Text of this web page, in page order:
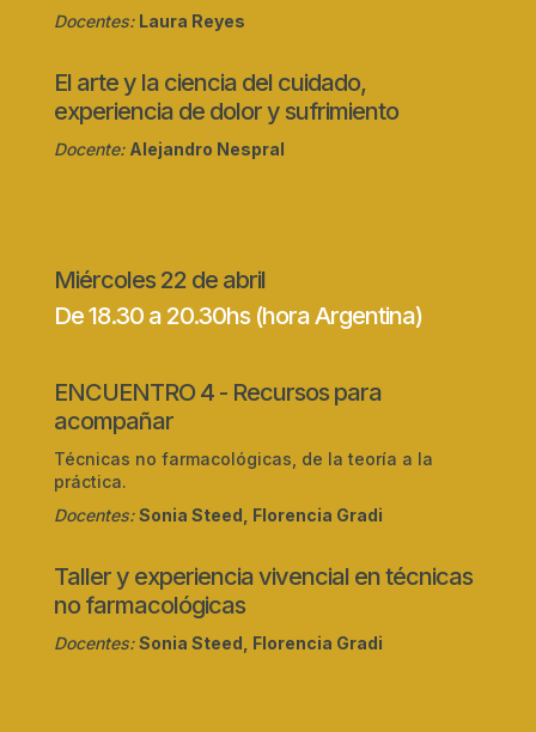
Docentes: Laura Reyes
El arte y la ciencia del cuidado,
experiencia de dolor y sufrimiento
Docente: Alejandro Nespral
Miércoles 22 de abril
De 18.30 a 20.30hs (hora Argentina)
ENCUENTRO 4 - Recursos para
acompañar
Técnicas no farmacológicas, de la teoría a la
práctica.
Docentes: Sonia Steed, Florencia Gradi
Taller y experiencia vivencial en técnicas
no farmacológicas
Docentes: Sonia Steed, Florencia Gradi